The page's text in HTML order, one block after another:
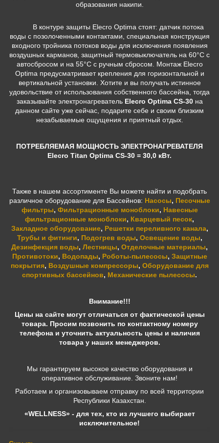
образования накипи.
В контуре защиты Elecro Optima стоят: датчик потока
воды с позолоченными контактами, специальная конструкция
входного тройника потоков воды для исключения появления
воздушных карманов, защитный термовыключатель на 60°С с
автосбросом и на 55°С с ручным сбросом. Монтаж Elecro
Optima предусматривает крепления для горизонтальной и
вертикальной установки. Хотите и вы получать истинное
удовольствие от использования собственного бассейна, тогда
заказывайте электронагреватель Elecro Optima CS-30на
данном сайте уже сейчас, подарите себе и своим близким
незабываемые ощущения и приятный отдых.
ПОТРЕБЛЯЕМАЯ МОЩНОСТЬ ЭЛЕКТРОНАГРЕВАТЕЛЯ
Elecro Titan Optima CS-30 = 30,0 кВт.
Также в нашем ассортименте Вы можете найти и подобрать
различное оборудование для Бассейнов: Насосы, Песочные
фильтры, Фильтрационные моноблоки, Навесные
фильтрационные моноблоки, Кварцевый песок,
Закладное оборудование, Решетки переливного канала,
Трубы и фитинги, Подогрев воды, Освещение воды,
Дезинфекция воды, Лестницы, Отделочные материалы,
Противотоки, Водопады, Роботы-пылесосы, Защитные
покрытия, Воздушные компрессоры, Оборудование для
спортивных бассейнов, Механические пылесосы.
Внимание!!!
Цены на сайте могут отличаться от фактической цены
товара. Просим позвонить по контактному номеру
телефона и уточнить актуальность цены и наличия
товара у наших менеджеров.
Мы гарантируем высокое качество оборудования и
оперативное обслуживание. Звоните нам!
Работаем и организовываем отправку по всей территории
Республики Казахстан.
«WELLNESS» - для тех, кто из лучшего выбирает
исключительное!